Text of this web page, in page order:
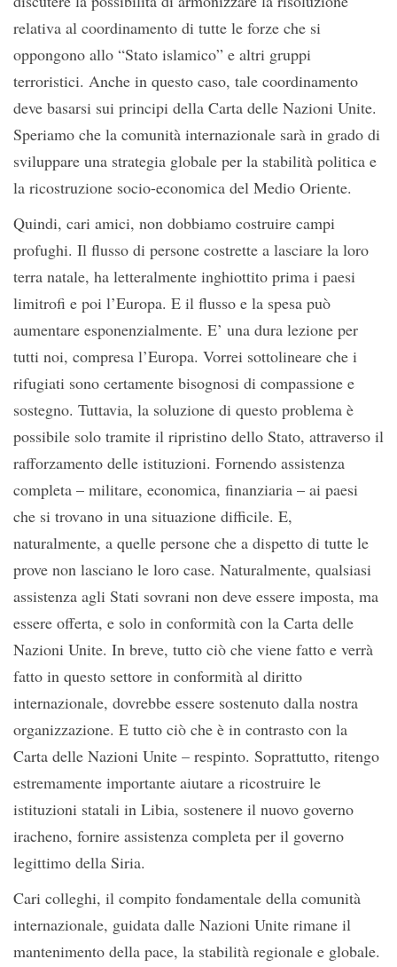
relativa al coordinamento di tutte le forze che si
oppongono allo “Stato islamico” e altri gruppi
terroristici. Anche in questo caso, tale coordinamento
deve basarsi sui principi della Carta delle Nazioni Unite.
Speriamo che la comunità internazionale sarà in grado di
sviluppare una strategia globale per la stabilità politica e
la ricostruzione socio-economica del Medio Oriente.
Quindi, cari amici, non dobbiamo costruire campi
profughi. Il flusso di persone costrette a lasciare la loro
terra natale, ha letteralmente inghiottito prima i paesi
limitrofi e poi l’Europa. E il flusso e la spesa può
aumentare esponenzialmente. E’ una dura lezione per
tutti noi, compresa l’Europa. Vorrei sottolineare che i
rifugiati sono certamente bisognosi di compassione e
sostegno. Tuttavia, la soluzione di questo problema è
possibile solo tramite il ripristino dello Stato, attraverso il
rafforzamento delle istituzioni. Fornendo assistenza
completa – militare, economica, finanziaria – ai paesi
che si trovano in una situazione difficile. E,
naturalmente, a quelle persone che a dispetto di tutte le
prove non lasciano le loro case. Naturalmente, qualsiasi
assistenza agli Stati sovrani non deve essere imposta, ma
essere offerta, e solo in conformità con la Carta delle
Nazioni Unite. In breve, tutto ciò che viene fatto e verrà
fatto in questo settore in conformità al diritto
internazionale, dovrebbe essere sostenuto dalla nostra
organizzazione. E tutto ciò che è in contrasto con la
Carta delle Nazioni Unite – respinto. Soprattutto, ritengo
estremamente importante aiutare a ricostruire le
istituzioni statali in Libia, sostenere il nuovo governo
iracheno, fornire assistenza completa per il governo
legittimo della Siria.
Cari colleghi, il compito fondamentale della comunità
internazionale, guidata dalle Nazioni Unite rimane il
mantenimento della pace, la stabilità regionale e globale.